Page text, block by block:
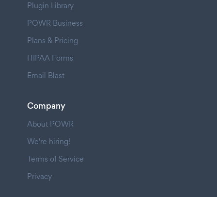
Plugin Library
POWR Business
Plans & Pricing
HIPAA Forms
Email Blast
Company
About POWR
We're hiring!
Terms of Service
Privacy